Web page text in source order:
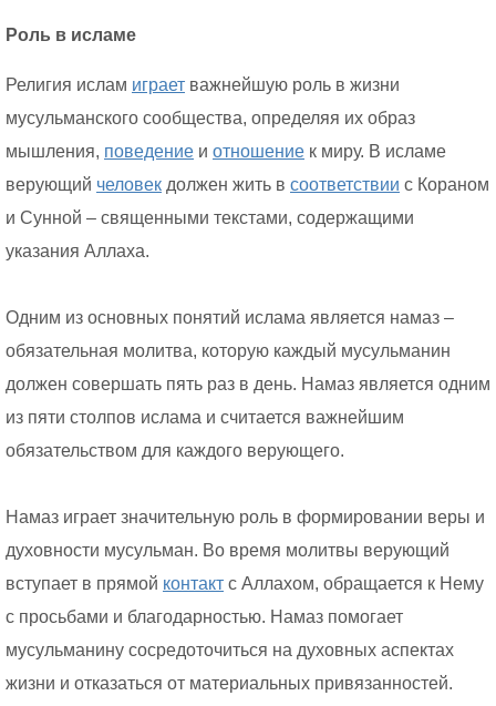
Роль в исламе
Религия ислам играет важнейшую роль в жизни
мусульманского сообщества, определяя их образ
мышления, поведение и отношение к миру. В исламе
верующий человек должен жить в соответствии с Кораном
и Сунной – священными текстами, содержащими
указания Аллаха.
Одним из основных понятий ислама является намаз –
обязательная молитва, которую каждый мусульманин
должен совершать пять раз в день. Намаз является одним
из пяти столпов ислама и считается важнейшим
обязательством для каждого верующего.
Намаз играет значительную роль в формировании веры и
духовности мусульман. Во время молитвы верующий
вступает в прямой контакт с Аллахом, обращается к Нему
с просьбами и благодарностью. Намаз помогает
мусульманину сосредоточиться на духовных аспектах
жизни и отказаться от материальных привязанностей.